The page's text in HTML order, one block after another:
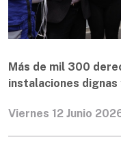
Más de mil 300
instalaciones
Viernes 12 Junio